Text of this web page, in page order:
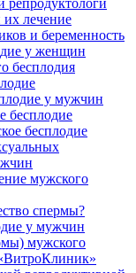
лечение
и беременность
у женщин
бесплодия
у мужчин
бесплодие
бесплодие
мужского
спермы?
у мужчин
мужского